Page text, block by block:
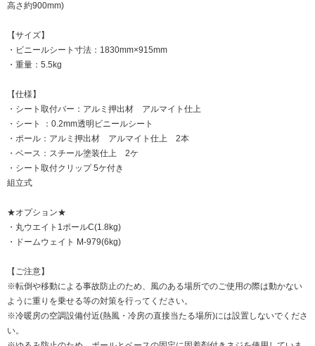
高さ約900mm)
【サイズ】
・ビニールシート寸法：1830mm×915mm
・重量：5.5kg
【仕様】
・シート取付バー：アルミ押出材 アルマイト仕上
・シート ：0.2mm透明ビニールシート
・ポール：アルミ押出材 アルマイト仕上 2本
・ベース：スチール塗装仕上 2ケ
・シート取付クリップ 5ケ付き
組立式
★オプション★
・丸ウエイト1ポールC(1.8kg)
・ドームウェイト M-979(6kg)
【ご注意】
※転倒や移動による事故防止のため、風のある場所でのご使用の際は動かない
ように重りを乗せる等の対策を行ってください。
※冷暖房の空調設備付近(熱風・冷房の直接当たる場所)には設置しないでくださ
い。